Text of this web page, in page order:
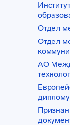
Отдел
Отдел
АО